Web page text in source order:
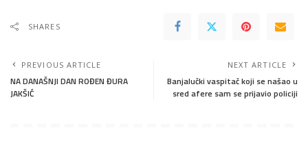
SHARES
PREVIOUS ARTICLE
NA DANAŠNJI DAN ROĐEN ĐURA
JAKŠIĆ
NEXT ARTICLE
Banjalučki vaspitač koji se našao u
sred afere sam se prijavio policiji